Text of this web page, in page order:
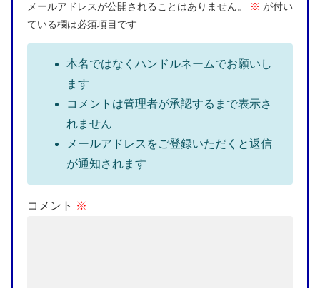
メールアドレスが公開されることはありません。 ※ が付い
ている欄は必須項目です
本名ではなくハンドルネームでお願いし
ます
コメントは管理者が承認するまで表示さ
れません
メールアドレスをご登録いただくと返信
が通知されます
コメント ※